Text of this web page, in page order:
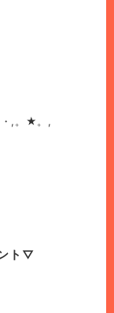
,。★。,
ト▽